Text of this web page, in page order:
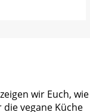
wir Euch, wie
vegane Küche